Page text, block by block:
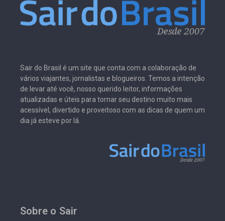
Sair do Brasil é um site que conta com a colaboração de
vários viajantes, jornalistas e blogueiros. Temos a intenção
de levar até você, nosso querido leitor, informações
atualizadas e úteis para tornar seu destino muito mais
acessível, divertido e proveitoso com as dicas de quem um
dia já esteve por lá.
Sobre o Sair